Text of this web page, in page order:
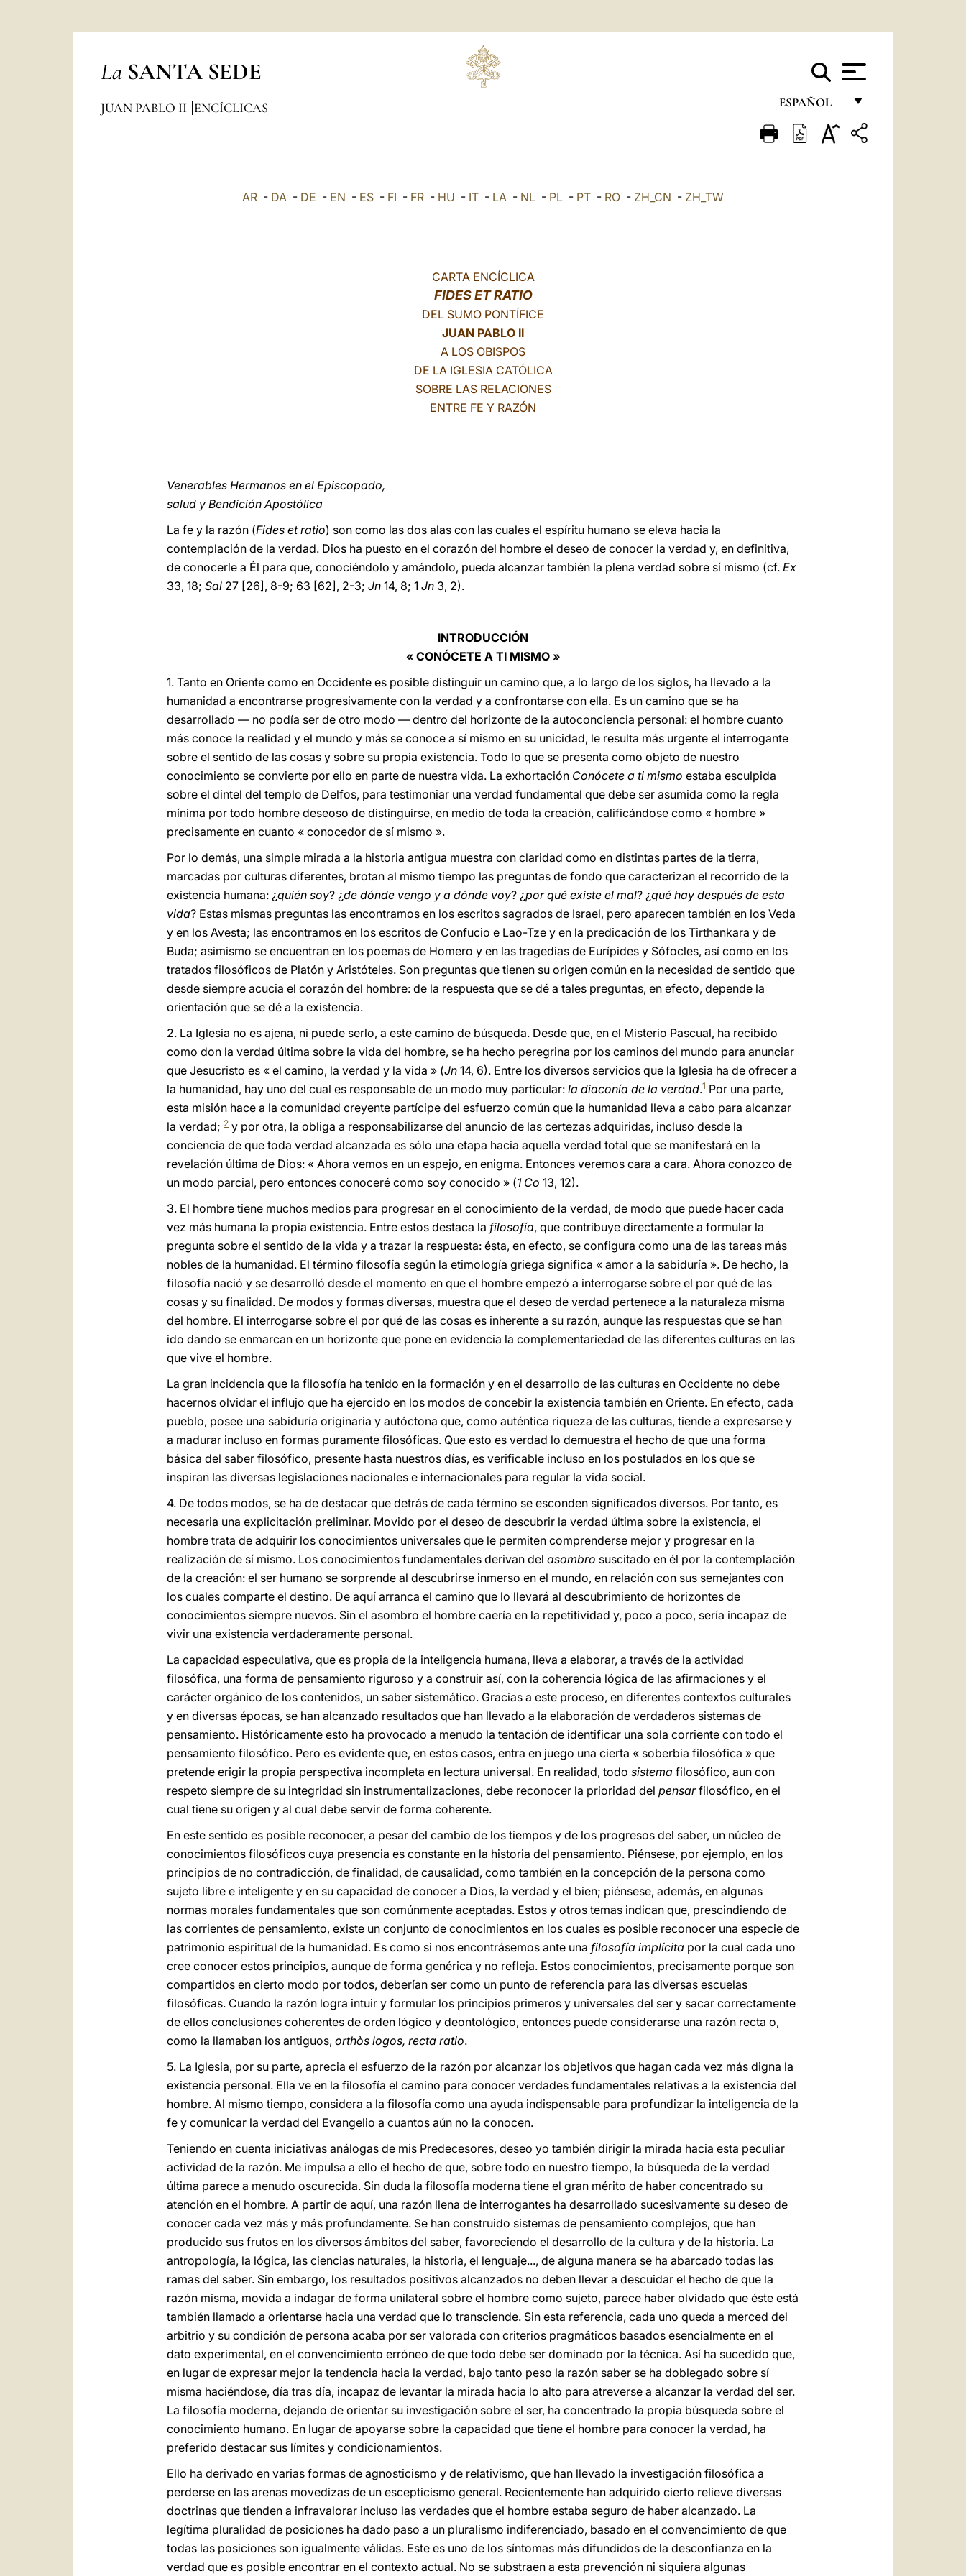
La SANTA SEDE
ESPAÑOL
FRANÇAIS
JUAN PABLO II ENCÍCLICAS
AR - DA - DE - EN - ES - FI - FR - HU - IT - LA - NL - PL - PT - RO - ZH_CN - ZH_TW
CARTA ENCÍCLICA
FIDES ET RATIO
DEL SUMO PONTÍFICE
JUAN PABLO II
A LOS OBISPOS
DE LA IGLESIA CATÓLICA
SOBRE LAS RELACIONES
ENTRE FE Y RAZÓN
Venerables Hermanos en el Episcopado,
salud y Bendición Apostólica
La fe y la razón (Fides et ratio) son como las dos alas con las cuales el espíritu humano se eleva hacia la
contemplación de la verdad. Dios ha puesto en el corazón del hombre el deseo de conocer la verdad y, en definitiva,
de conocerle a Él para que, conociéndolo y amándolo, pueda alcanzar también la plena verdad sobre sí mismo (cf. Ex
33, 18; Sal 27 [26], 8-9; 63 [62], 2-3; Jn 14, 8; 1 Jn 3, 2).
INTRODUCCIÓN
« CONÓCETE A TI MISMO »
1. Tanto en Oriente como en Occidente es posible distinguir un camino que, a lo largo de los siglos, ha llevado a la
humanidad a encontrarse progresivamente con la verdad y a confrontarse con ella. Es un camino que se ha
desarrollado — no podía ser de otro modo — dentro del horizonte de la autoconciencia personal: el hombre cuanto
más conoce la realidad y el mundo y más se conoce a sí mismo en su unicidad, le resulta más urgente el interrogante
sobre el sentido de las cosas y sobre su propia existencia. Todo lo que se presenta como objeto de nuestro
conocimiento se convierte por ello en parte de nuestra vida. La exhortación Conócete a ti mismo estaba esculpida
sobre el dintel del templo de Delfos, para testimoniar una verdad fundamental que debe ser asumida como la regla
mínima por todo hombre deseoso de distinguirse, en medio de toda la creación, calificándose como « hombre »
precisamente en cuanto « conocedor de sí mismo ».
Por lo demás, una simple mirada a la historia antigua muestra con claridad como en distintas partes de la tierra,
marcadas por culturas diferentes, brotan al mismo tiempo las preguntas de fondo que caracterizan el recorrido de la
existencia humana: ¿quién soy? ¿de dónde vengo y a dónde voy? ¿por qué existe el mal? ¿qué hay después de esta
vida? Estas mismas preguntas las encontramos en los escritos sagrados de Israel, pero aparecen también en los Veda
y en los Avesta; las encontramos en los escritos de Confucio e Lao-Tze y en la predicación de los Tirthankara y de
Buda; asimismo se encuentran en los poemas de Homero y en las tragedias de Eurípides y Sófocles, así como en los
tratados filosóficos de Platón y Aristóteles. Son preguntas que tienen su origen común en la necesidad de sentido que
desde siempre acucia el corazón del hombre: de la respuesta que se dé a tales preguntas, en efecto, depende la
orientación que se dé a la existencia.
2. La Iglesia no es ajena, ni puede serlo, a este camino de búsqueda. Desde que, en el Misterio Pascual, ha recibido
como don la verdad última sobre la vida del hombre, se ha hecho peregrina por los caminos del mundo para anunciar
que Jesucristo es « el camino, la verdad y la vida » (Jn 14, 6). Entre los diversos servicios que la Iglesia ha de ofrecer a
la humanidad, hay uno del cual es responsable de un modo muy particular: la diaconía de la verdad.1 Por una parte,
esta misión hace a la comunidad creyente partícipe del esfuerzo común que la humanidad lleva a cabo para alcanzar
la verdad; 2 y por otra, la obliga a responsabilizarse del anuncio de las certezas adquiridas, incluso desde la
conciencia de que toda verdad alcanzada es sólo una etapa hacia aquella verdad total que se manifestará en la
revelación última de Dios: « Ahora vemos en un espejo, en enigma. Entonces veremos cara a cara. Ahora conozco de
un modo parcial, pero entonces conoceré como soy conocido » (1 Co 13, 12).
3. El hombre tiene muchos medios para progresar en el conocimiento de la verdad, de modo que puede hacer cada
vez más humana la propia existencia. Entre estos destaca la filosofía, que contribuye directamente a formular la
pregunta sobre el sentido de la vida y a trazar la respuesta: ésta, en efecto, se configura como una de las tareas más
nobles de la humanidad. El término filosofía según la etimología griega significa « amor a la sabiduría ». De hecho, la
filosofía nació y se desarrolló desde el momento en que el hombre empezó a interrogarse sobre el por qué de las
cosas y su finalidad. De modos y formas diversas, muestra que el deseo de verdad pertenece a la naturaleza misma
del hombre. El interrogarse sobre el por qué de las cosas es inherente a su razón, aunque las respuestas que se han
ido dando se enmarcan en un horizonte que pone en evidencia la complementariedad de las diferentes culturas en las
que vive el hombre.
La gran incidencia que la filosofía ha tenido en la formación y en el desarrollo de las culturas en Occidente no debe
hacernos olvidar el influjo que ha ejercido en los modos de concebir la existencia también en Oriente. En efecto, cada
pueblo, posee una sabiduría originaria y autóctona que, como auténtica riqueza de las culturas, tiende a expresarse y
a madurar incluso en formas puramente filosóficas. Que esto es verdad lo demuestra el hecho de que una forma
básica del saber filosófico, presente hasta nuestros días, es verificable incluso en los postulados en los que se
inspiran las diversas legislaciones nacionales e internacionales para regular la vida social.
4. De todos modos, se ha de destacar que detrás de cada término se esconden significados diversos. Por tanto, es
necesaria una explicitación preliminar. Movido por el deseo de descubrir la verdad última sobre la existencia, el
hombre trata de adquirir los conocimientos universales que le permiten comprenderse mejor y progresar en la
realización de sí mismo. Los conocimientos fundamentales derivan del asombro suscitado en él por la contemplación
de la creación: el ser humano se sorprende al descubrirse inmerso en el mundo, en relación con sus semejantes con
los cuales comparte el destino. De aquí arranca el camino que lo llevará al descubrimiento de horizontes de
conocimientos siempre nuevos. Sin el asombro el hombre caería en la repetitividad y, poco a poco, sería incapaz de
vivir una existencia verdaderamente personal.
La capacidad especulativa, que es propia de la inteligencia humana, lleva a elaborar, a través de la actividad
filosófica, una forma de pensamiento riguroso y a construir así, con la coherencia lógica de las afirmaciones y el
carácter orgánico de los contenidos, un saber sistemático. Gracias a este proceso, en diferentes contextos culturales
y en diversas épocas, se han alcanzado resultados que han llevado a la elaboración de verdaderos sistemas de
pensamiento. Históricamente esto ha provocado a menudo la tentación de identificar una sola corriente con todo el
pensamiento filosófico. Pero es evidente que, en estos casos, entra en juego una cierta « soberbia filosófica » que
pretende erigir la propia perspectiva incompleta en lectura universal. En realidad, todo sistema filosófico, aun con
respeto siempre de su integridad sin instrumentalizaciones, debe reconocer la prioridad del pensarfilosófico, en el
cual tiene su origen y al cual debe servir de forma coherente.
En este sentido es posible reconocer, a pesar del cambio de los tiempos y de los progresos del saber, un núcleo de
conocimientos filosóficos cuya presencia es constante en la historia del pensamiento. Piénsese, por ejemplo, en los
principios de no contradicción, de finalidad, de causalidad, como también en la concepción de la persona como
sujeto libre e inteligente y en su capacidad de conocer a Dios, la verdad y el bien; piénsese, además, en algunas
normas morales fundamentales que son comúnmente aceptadas. Estos y otros temas indican que, prescindiendo de
las corrientes de pensamiento, existe un conjunto de conocimientos en los cuales es posible reconocer una especie de
patrimonio espiritual de la humanidad. Es como si nos encontrásemos ante una filosofía implícita por la cual cada uno
cree conocer estos principios, aunque de forma genérica y no refleja. Estos conocimientos, precisamente porque son
compartidos en cierto modo por todos, deberían ser como un punto de referencia para las diversas escuelas
filosóficas. Cuando la razón logra intuir y formular los principios primeros y universales del ser y sacar correctamente
de ellos conclusiones coherentes de orden lógico y deontológico, entonces puede considerarse una razón recta o,
como la llamaban los antiguos, orthòs logos, recta ratio.
5. La Iglesia, por su parte, aprecia el esfuerzo de la razón por alcanzar los objetivos que hagan cada vez más digna la
existencia personal. Ella ve en la filosofía el camino para conocer verdades fundamentales relativas a la existencia del
hombre. Al mismo tiempo, considera a la filosofía como una ayuda indispensable para profundizar la inteligencia de la
fe y comunicar la verdad del Evangelio a cuantos aún no la conocen.
Teniendo en cuenta iniciativas análogas de mis Predecesores, deseo yo también dirigir la mirada hacia esta peculiar
actividad de la razón. Me impulsa a ello el hecho de que, sobre todo en nuestro tiempo, la búsqueda de la verdad
última parece a menudo oscurecida. Sin duda la filosofía moderna tiene el gran mérito de haber concentrado su
atención en el hombre. A partir de aquí, una razón llena de interrogantes ha desarrollado sucesivamente su deseo de
conocer cada vez más y más profundamente. Se han construido sistemas de pensamiento complejos, que han
producido sus frutos en los diversos ámbitos del saber, favoreciendo el desarrollo de la cultura y de la historia. La
antropología, la lógica, las ciencias naturales, la historia, el lenguaje..., de alguna manera se ha abarcado todas las
ramas del saber. Sin embargo, los resultados positivos alcanzados no deben llevar a descuidar el hecho de que la
razón misma, movida a indagar de forma unilateral sobre el hombre como sujeto, parece haber olvidado que éste está
también llamado a orientarse hacia una verdad que lo transciende. Sin esta referencia, cada uno queda a merced del
arbitrio y su condición de persona acaba por ser valorada con criterios pragmáticos basados esencialmente en el
dato experimental, en el convencimiento erróneo de que todo debe ser dominado por la técnica. Así ha sucedido que,
en lugar de expresar mejor la tendencia hacia la verdad, bajo tanto peso la razón saber se ha doblegado sobre sí
misma haciéndose, día tras día, incapaz de levantar la mirada hacia lo alto para atreverse a alcanzar la verdad del ser.
La filosofía moderna, dejando de orientar su investigación sobre el ser, ha concentrado la propia búsqueda sobre el
conocimiento humano. En lugar de apoyarse sobre la capacidad que tiene el hombre para conocer la verdad, ha
preferido destacar sus límites y condicionamientos.
Ello ha derivado en varias formas de agnosticismo y de relativismo, que han llevado la investigación filosófica a
perderse en las arenas movedizas de un escepticismo general. Recientemente han adquirido cierto relieve diversas
doctrinas que tienden a infravalorar incluso las verdades que el hombre estaba seguro de haber alcanzado. La
legítima pluralidad de posiciones ha dado paso a un pluralismo indiferenciado, basado en el convencimiento de que
todas las posiciones son igualmente válidas. Este es uno de los síntomas más difundidos de la desconfianza en la
verdad que es posible encontrar en el contexto actual. No se substraen a esta prevención ni siquiera algunas